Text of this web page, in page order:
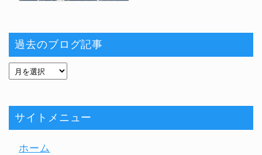
過去のブログ記事
サイトメニュー
ホーム